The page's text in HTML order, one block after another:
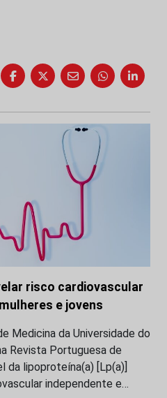
risco cardiovascular
e jovens
Medicina da Universidade do
Revista Portuguesa de
da lipoproteína(a) [Lp(a)]
independente e…